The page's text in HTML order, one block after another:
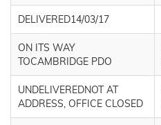
DELIVERED14/03/17
ON ITS WAY
TOCAMBRIDGE PDO
UNDELIVEREDNOT AT
ADDRESS, OFFICE CLOSED